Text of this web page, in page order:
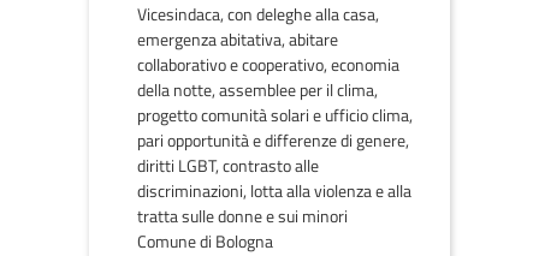
Vicesindaca, con deleghe alla casa,
emergenza abitativa, abitare
collaborativo e cooperativo, economia
della notte, assemblee per il clima,
progetto comunità solari e ufficio clima,
pari opportunità e differenze di genere,
diritti LGBT, contrasto alle
discriminazioni, lotta alla violenza e alla
tratta sulle donne e sui minori
Comune di Bologna